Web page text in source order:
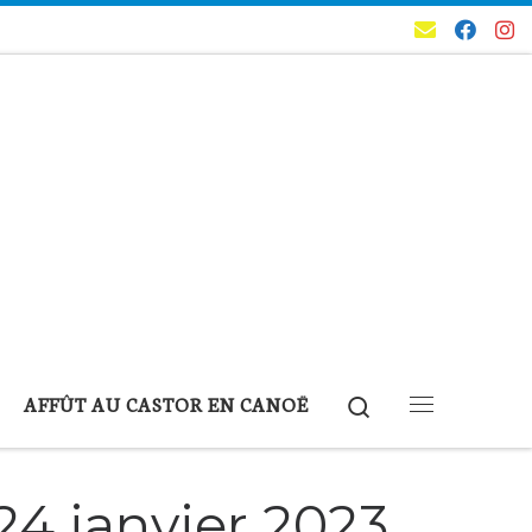
AFFÛT AU CASTOR EN CANOË
Search